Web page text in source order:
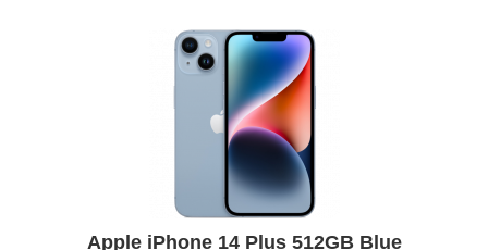
Apple iPhone 14 Plus 512GB Blue